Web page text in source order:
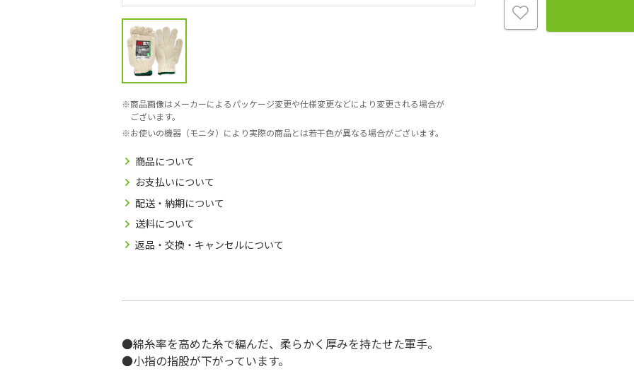
商品画像はメーカーによるパッケージ変更や仕様変更などにより変更される場合が
ございます。
お使いの機器（モニタ）により実際の商品とは若干色が異なる場合がございます。
商品について
お支払いについて
配送・納期について
送料について
返品・交換・キャンセルについて
●綿糸率を高めた糸で編んだ、柔らかく厚みを持たせた軍手。
●小指の指股が下がっています。